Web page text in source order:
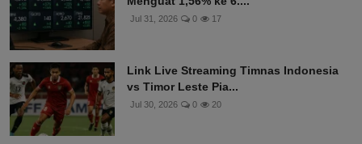
Jul 31, 2026 0 17
Link Live Streaming Timnas Indonesia
vs Timor Leste Pia...
Jul 30, 2026 0 20